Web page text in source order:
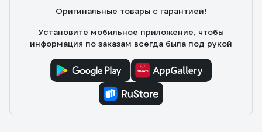
Оригинальные товары с гарантией!
Установите мобильное приложение, чтобы
информация по заказам всегда была под рукой